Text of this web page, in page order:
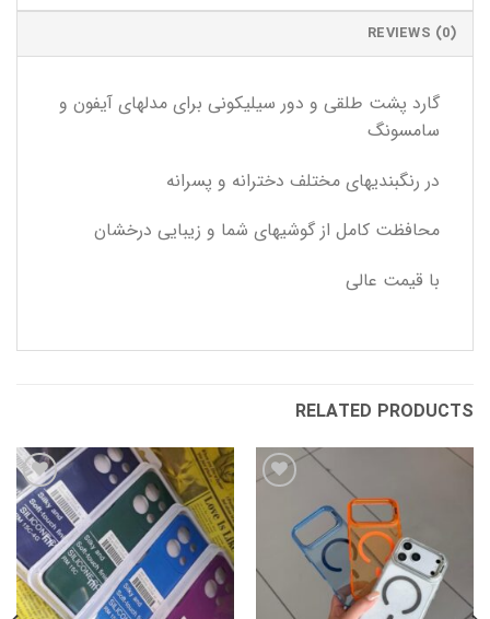
REVIEWS (0)
گارد پشت طلقی و دور سیلیکونی برای مدلهای آیفون و
سامسونگ
در رنگبندیهای مختلف دخترانه و پسرانه
محافظت کامل از گوشیهای شما و زیبایی درخشان
با قیمت عالی
RELATED PRODUCTS
افزودن
به
علاقه
مندی
ها